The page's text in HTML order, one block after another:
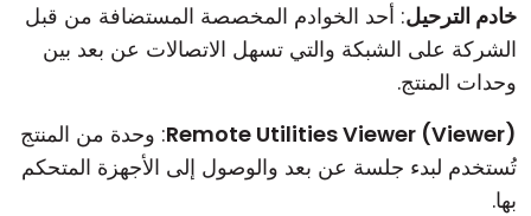
خادم الترحيل: أحد الخوادم المخصصة المستضافة من قبل
الشركة على الشبكة والتي تسهل الاتصالات عن بعد بين
وحدات المنتج.
Remote Utilities Viewer (Viewer): وحدة من المنتج
تُستخدم لبدء جلسة عن بعد والوصول إلى الأجهزة المتحكم
بها.